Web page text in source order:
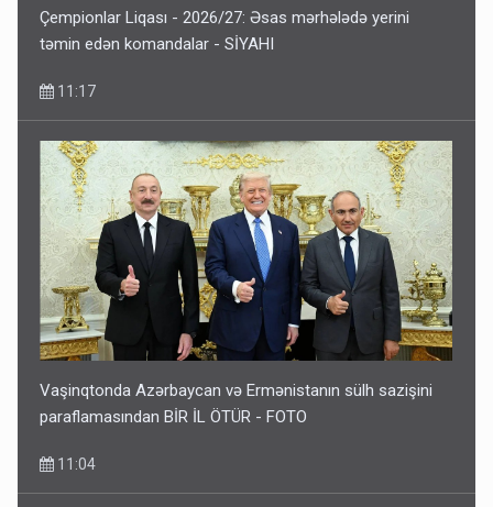
Çempionlar Liqası - 2026/27: Əsas mərhələdə yerini
təmin edən komandalar - SİYAHI
11:17
Vaşinqtonda Azərbaycan və Ermənistanın sülh sazişini
paraflamasından BİR İL ÖTÜR - FOTO
11:04